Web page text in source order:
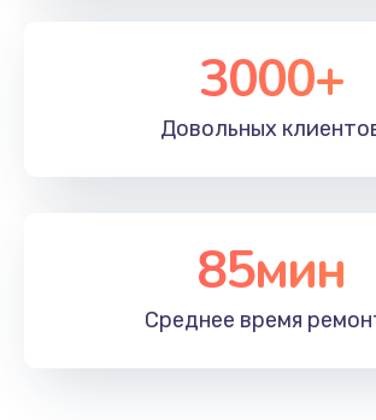
3000+
Довольных
85мин
Среднее время